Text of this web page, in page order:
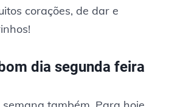
corações, de dar e
dia segunda feira